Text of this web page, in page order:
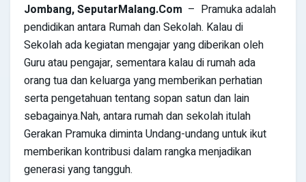
Jombang,SeputarMalang.Com – Pramuka adalah
pendidikan antara Rumah dan Sekolah. Kalau di
Sekolah ada kegiatan mengajar yang diberikan oleh
Guru atau pengajar, sementara kalau di rumah ada
orang tua dan keluarga yang memberikan perhatian
serta pengetahuan tentang sopan satun dan lain
sebagainya.Nah, antara rumah dan sekolah itulah
Gerakan Pramuka diminta Undang-undang untuk ikut
memberikan kontribusi dalam rangka menjadikan
generasi yang tangguh.